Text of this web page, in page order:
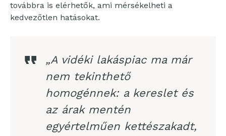
továbbra is elérhetők, ami mérsékelheti a
kedvezőtlen hatásokat.
„A vidéki lakáspiac ma már
nem tekinthető
homogénnek: a kereslet és
az árak mentén
egyértelműen kettészakadt,